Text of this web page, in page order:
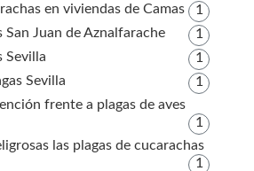
en viviendas de Camas
1
San Juan de Aznalfarache
1
Sevilla
1
Sevilla
1
frente a plagas de aves
1
las plagas de cucarachas
1